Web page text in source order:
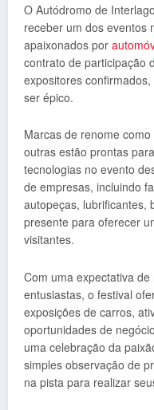
O Autódromo de
receber um dos eventos
apaixonados por
contrato de participação
expositores
ser épico.
Marcas de renome
outras estão prontas
tecnologias no evento
de empresas, incluindo
autopeças, lubrificantes,
presente para oferecer
visitantes.
Com uma expectativa
entusiastas, o festival
exposições de carros,
oportunidades de
uma celebração da
simples observação de
na pista para realizar